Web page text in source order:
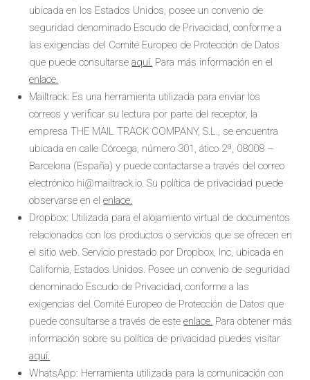
ubicada en los Estados Unidos, posee un convenio de
seguridad denominado Escudo de Privacidad, conforme a
las exigencias del Comité Europeo de Protección de Datos
que puede consultarseaquí. Para más información en el
enlace.
Mailtrack: Es una herramienta utilizada para enviar los
correos y verificar su lectura por parte del receptor, la
empresa THE MAIL TRACK COMPANY, S.L., se encuentra
ubicada en calle Córcega, número 301, ático 2ª, 08008 –
Barcelona (España) y puede contactarse a través del correo
electrónico hi@mailtrack.io. Su política de privacidad puede
observarse en elenlace.
Dropbox: Utilizada para el alojamiento virtual de documentos
relacionados con los productos o servicios que se ofrecen en
el sitio web. Servicio prestado por Dropbox, Inc, ubicada en
California, Estados Unidos. Posee un convenio de seguridad
denominado Escudo de Privacidad, conforme a las
exigencias del Comité Europeo de Protección de Datos que
puede consultarse a través de esteenlace. Para obtener más
información sobre su política de privacidad puedes visitar
aquí.
WhatsApp: Herramienta utilizada para la comunicación con